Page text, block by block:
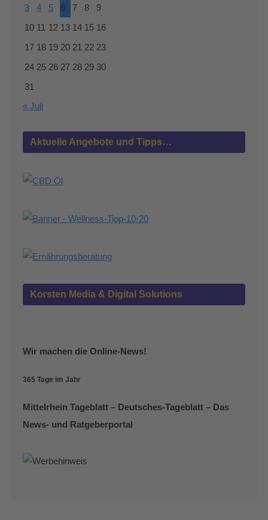
3 4 5 6 7 8 9
10 11 12 13 14 15 16
17 18 19 20 21 22 23
24 25 26 27 28 29 30
31
« Juli
Aktuelle Angebote und Tipps…
Korsten Media & Digital Solutions
Wir machen die Online-News!
365 Tage im Jahr
Mittelrhein Tageblatt – Deutsches-Tageblatt – Das
News- und Ratgeberportal